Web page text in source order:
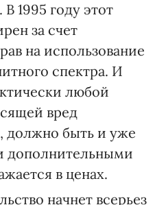
1995 году этот
за счет
на использование
спектра. И
любой
вред
должно быть и уже
дополнительными
в ценах.
начнет всерьез